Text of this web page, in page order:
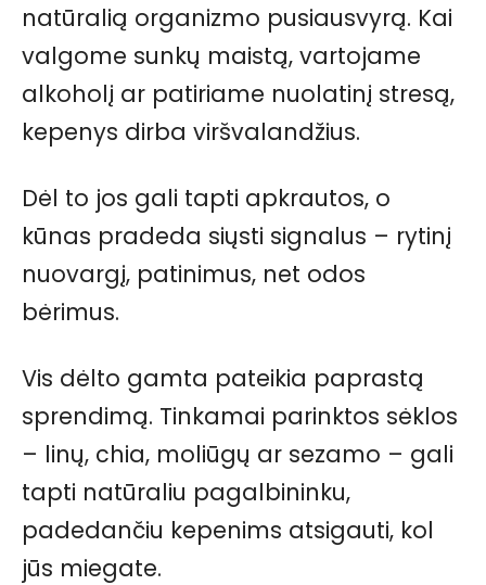
natūralią organizmo pusiausvyrą. Kai
valgome sunkų maistą, vartojame
alkoholį ar patiriame nuolatinį stresą,
kepenys dirba viršvalandžius.
Dėl to jos gali tapti apkrautos, o
kūnas pradeda siųsti signalus – rytinį
nuovargį, patinimus, net odos
bėrimus.
Vis dėlto gamta pateikia paprastą
sprendimą. Tinkamai parinktos sėklos
– linų, chia, moliūgų ar sezamo – gali
tapti natūraliu pagalbininku,
padedančiu kepenims atsigauti, kol
jūs miegate.